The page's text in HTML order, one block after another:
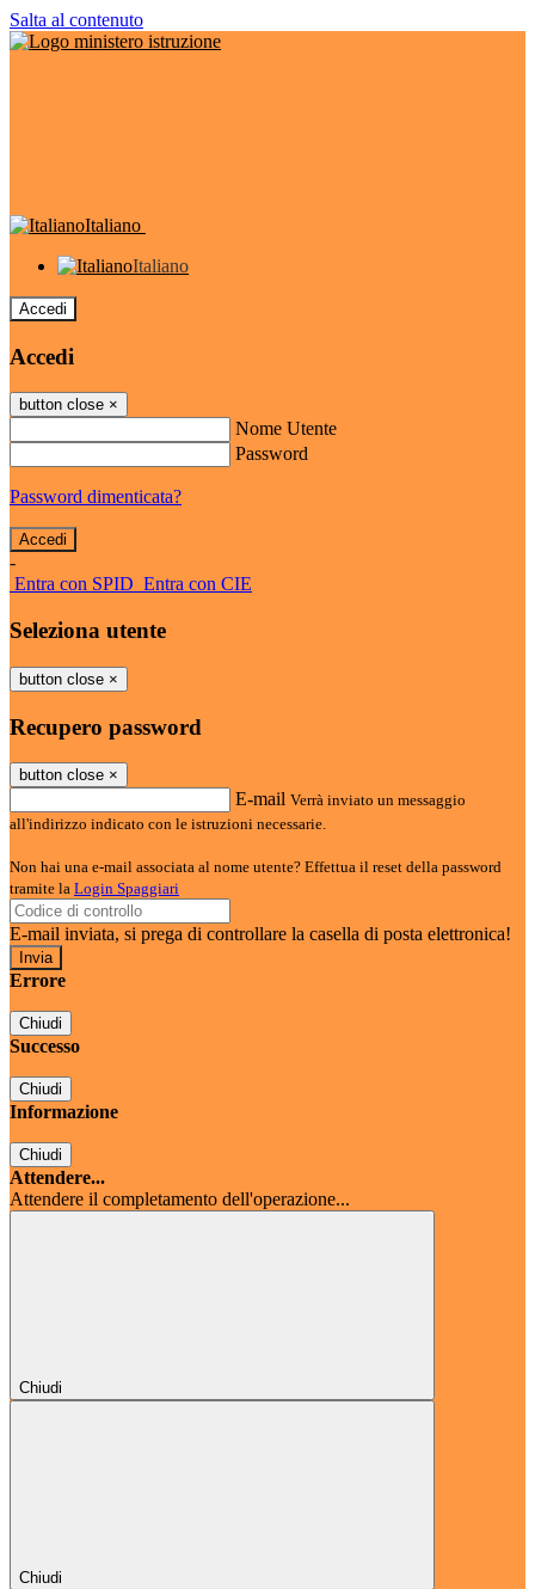
Salta al contenuto
Italiano
Italiano
Accedi
Accedi
button close ×
Nome Utente
Password
Password dimenticata?
-
Entra con SPID Entra con CIE
Seleziona utente
button close ×
Recupero password
button close ×
E-mail Verrà inviato un messaggio
all'indirizzo indicato con le istruzioni necessarie.
Non hai una e-mail associata al nome utente? Effettua il reset della password
tramite la Login Spaggiari
E-mail inviata, si prega di controllare la casella di posta elettronica!
Errore
Chiudi
Successo
Chiudi
Informazione
Chiudi
Attendere...
Attendere il completamento dell'operazione...
Chiudi
Chiudi